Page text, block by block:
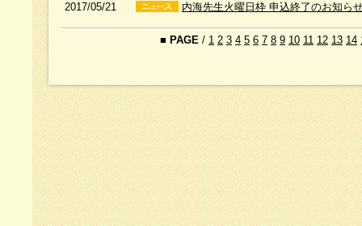
2017/05/21 内海先生火曜日枠 申込終了のお知ら
■ PAGE / 1 2 3 4 5 6 7 8 9 10 11 12 13 14